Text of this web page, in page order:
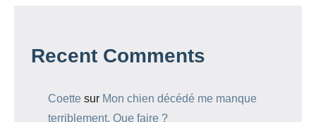
Recent Comments
Coette sur Mon chien décédé me manque
terriblement. Que faire ?